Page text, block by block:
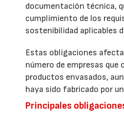
documentación técnica,
cumplimiento de los
sostenibilidad aplicables
Estas obligaciones
número de empresas que
productos envasados,
haya sido fabricado por
Principales